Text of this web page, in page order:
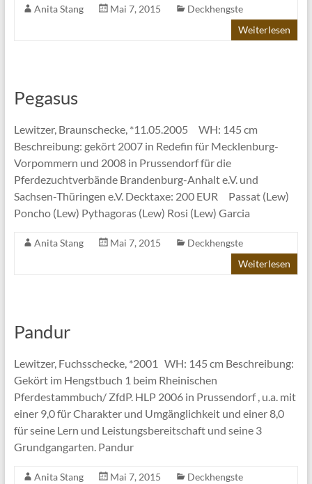
Anita Stang Mai 7, 2015
Deckhengste
Weiterlesen
Pegasus
Lewitzer, Braunschecke, *11.05.2005 WH: 145 cm
Beschreibung: gekört 2007 in Redefin für Mecklenburg-
Vorpommern und 2008 in Prussendorf für die
Pferdezuchtverbände Brandenburg-Anhalt e.V. und
Sachsen-Thüringen e.V. Decktaxe: 200 EUR Passat (Lew)
Poncho (Lew) Pythagoras (Lew) Rosi (Lew) Garcia
Anita Stang Mai 7, 2015
Deckhengste
Weiterlesen
Pandur
Lewitzer, Fuchsschecke, *2001 WH: 145 cm Beschreibung:
Gekört im Hengstbuch 1 beim Rheinischen
Pferdestammbuch/ ZfdP. HLP 2006 in Prussendorf , u.a. mit
einer 9,0 für Charakter und Umgänglichkeit und einer 8,0
für seine Lern und Leistungsbereitschaft und seine 3
Grundgangarten. Pandur
Anita Stang Mai 7, 2015
Deckhengste